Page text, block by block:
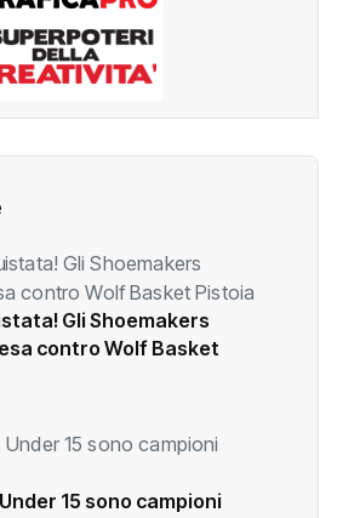
Gli Shoemakers
contro Wolf Basket
15 sono campioni